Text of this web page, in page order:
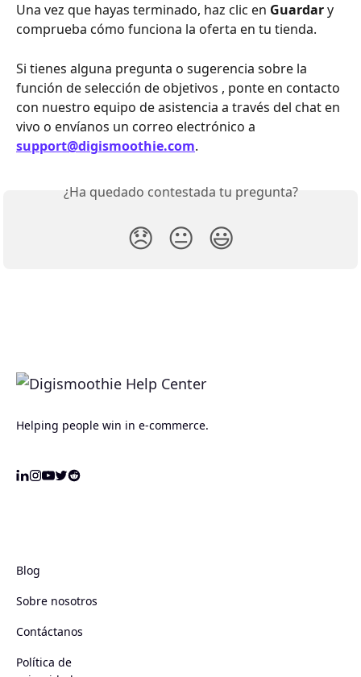
Una vez que hayas terminado, haz clic en Guardar y
comprueba cómo funciona la oferta en tu tienda.
Si tienes alguna pregunta o sugerencia sobre la
función de selección de objetivos , ponte en contacto
con nuestro equipo de asistencia a través del chat en
vivo o envíanos un correo electrónico a
support@digismoothie.com.
¿Ha quedado contestada tu pregunta?
😞 😐 😃
Helping people win in e-commerce.
Blog
Sobre nosotros
Contáctanos
Política de